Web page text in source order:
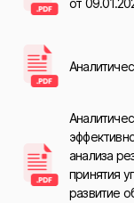
от
анализа
принятия
развитие